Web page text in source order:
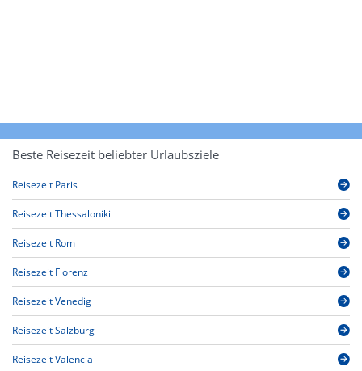
Beste Reisezeit beliebter Urlaubsziele
Reisezeit Paris
Reisezeit Thessaloniki
Reisezeit Rom
Reisezeit Florenz
Reisezeit Venedig
Reisezeit Salzburg
Reisezeit Valencia